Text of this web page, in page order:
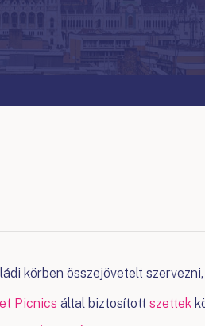
körben összejövetelt szervezni,
Picnics által biztosított szettek